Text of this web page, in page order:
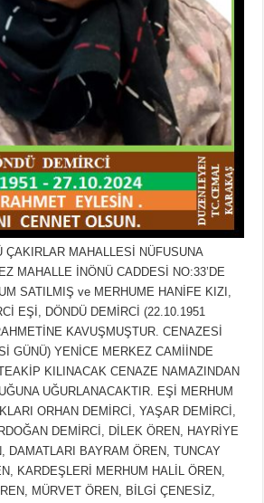
ÇAKIRLAR MAHALLESİ NÜFUSUNA
MAHALLE İNÖNÜ CADDESİ NO:33’DE
SATILMIŞ ve MERHUME HANİFE KIZI,
EŞİ, DÖNDÜ DEMİRCİ (22.10.1951
KAVUŞMUŞTUR. CENAZESİ
GÜNÜ) YENİCE MERKEZ CAMİİNDE
KILINACAK CENAZE NAMAZINDAN
UĞURLANACAKTIR. EŞİ MERHUM
ORHAN DEMİRCİ, YAŞAR DEMİRCİ,
DEMİRCİ, DİLEK ÖREN, HAYRİYE
DAMATLARI BAYRAM ÖREN, TUNCAY
KARDEŞLERİ MERHUM HALİL ÖREN,
MÜRVET ÖREN, BİLGİ ÇENESİZ,